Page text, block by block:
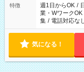
特徴 週1日からOK /
業・WワークOK
集 / 電話対応な
気になる！